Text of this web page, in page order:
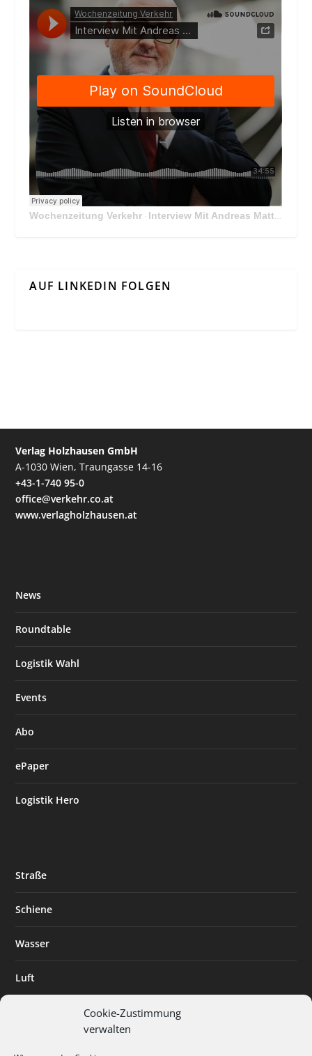
Cookie-Zustimmung
verwalten
Wochenzeitung Verkehr · Interview Mit Andreas Matthä, CEO der ÖBB Holding
AUF LINKEDIN FOLGEN
Verlag Holzhausen GmbH
A-1030 Wien, Traungasse 14-16
+43-1-740 95-0
office@verkehr.co.at
www.verlagholzhausen.at
News
Roundtable
Logistik Wahl
Events
Abo
ePaper
Logistik Hero
Straße
Schiene
Wasser
Luft